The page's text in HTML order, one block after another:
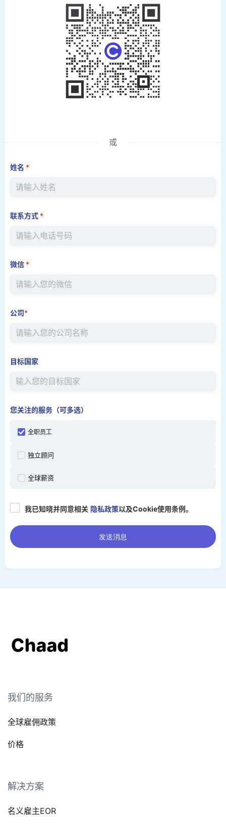
或
姓名 *
联系方式 *
微信 *
公司*
目标国家
您关注的服务（可多选）
全职员工
独立顾问
全球薪资
我已知晓并同意相关 隐私政策以及Cookie使用条例。
我们的服务
全球雇佣政策
价格
解决方案
名义雇主EOR